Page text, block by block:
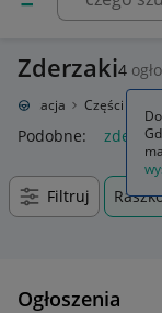
Zderzaki4
Części
Podobne: zderzak
Filtruj
Ogłoszenia